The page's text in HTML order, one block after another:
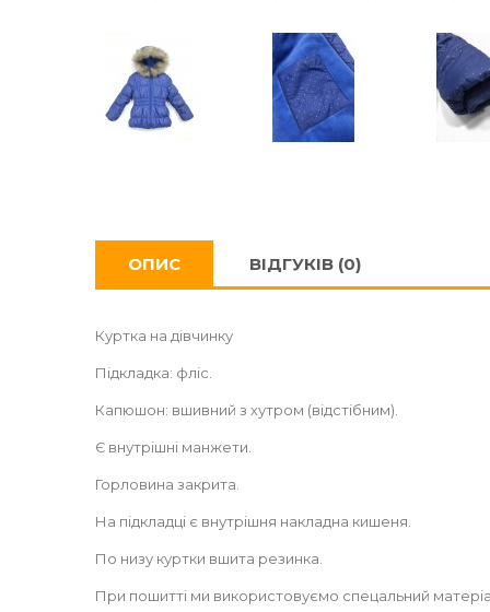
ОПИС ВІДГУКІВ (0)
Куртка на дівчинку
Підкладка: фліс.
Капюшон: вшивний з хутром (відстібним).
Є внутрішні манжети.
Горловина закрита.
На підкладці є внутрішня накладна кишеня.
По низу куртки вшита резинка.
При пошитті ми використовуємо спецальний